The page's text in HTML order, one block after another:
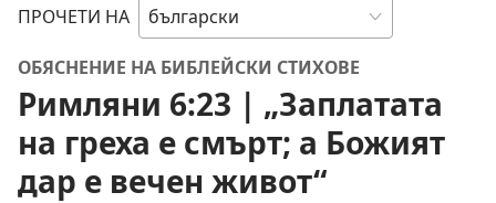
ПРОЧЕТИ НА
ОБЯСНЕНИЕ НА БИБЛЕЙСКИ СТИХОВЕ
Римляни 6:23 | „Заплатата
на греха е смърт; а Божият
дар е вечен живот“